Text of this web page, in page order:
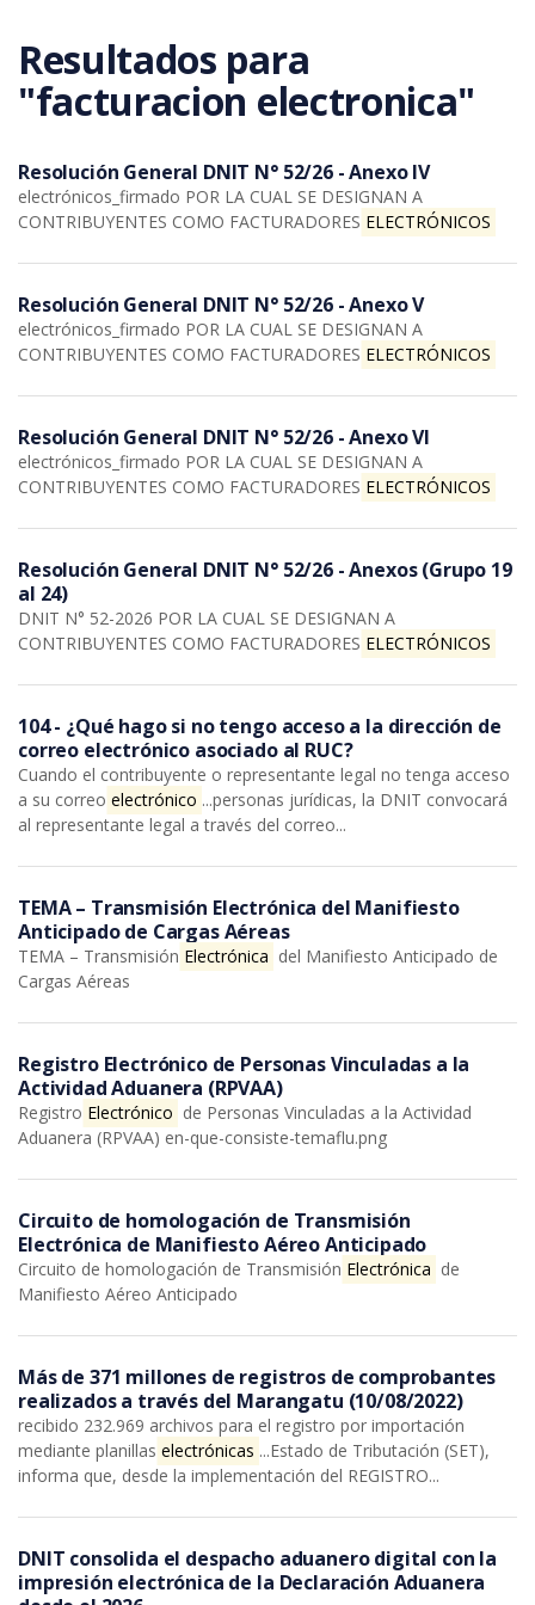
Resultados para
"facturacion electronica"
Resolución General DNIT N° 52/26 - Anexo IV
electrónicos_firmado POR LA CUAL SE DESIGNAN A
CONTRIBUYENTES COMO FACTURADORES ELECTRÓNICOS
Resolución General DNIT N° 52/26 - Anexo V
electrónicos_firmado POR LA CUAL SE DESIGNAN A
CONTRIBUYENTES COMO FACTURADORES ELECTRÓNICOS
Resolución General DNIT N° 52/26 - Anexo VI
electrónicos_firmado POR LA CUAL SE DESIGNAN A
CONTRIBUYENTES COMO FACTURADORES ELECTRÓNICOS
Resolución General DNIT N° 52/26 - Anexos (Grupo 19
al 24)
DNIT N° 52-2026 POR LA CUAL SE DESIGNAN A
CONTRIBUYENTES COMO FACTURADORES ELECTRÓNICOS
104 - ¿Qué hago si no tengo acceso a la dirección de
correo electrónico asociado al RUC?
Cuando el contribuyente o representante legal no tenga acceso
a su correo electrónico ...personas jurídicas, la DNIT convocará
al representante legal a través del correo...
TEMA – Transmisión Electrónica del Manifiesto
Anticipado de Cargas Aéreas
TEMA – Transmisión Electrónica del Manifiesto Anticipado de
Cargas Aéreas
Registro Electrónico de Personas Vinculadas a la
Actividad Aduanera (RPVAA)
Registro Electrónico de Personas Vinculadas a la Actividad
Aduanera (RPVAA) en-que-consiste-temaflu.png
Circuito de homologación de Transmisión
Electrónica de Manifiesto Aéreo Anticipado
Circuito de homologación de Transmisión Electrónica de
Manifiesto Aéreo Anticipado
Más de 371 millones de registros de comprobantes
realizados a través del Marangatu (10/08/2022)
recibido 232.969 archivos para el registro por importación
mediante planillas electrónicas ...Estado de Tributación (SET),
informa que, desde la implementación del REGISTRO...
DNIT consolida el despacho aduanero digital con la
impresión electrónica de la Declaración Aduanera